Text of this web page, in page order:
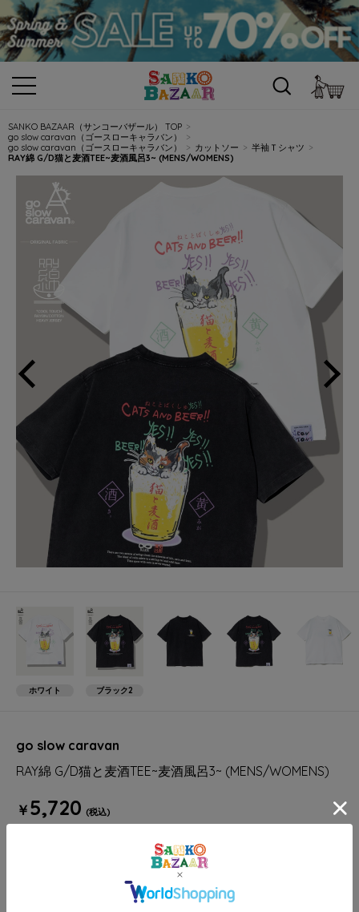
SANKO BAZAAR（サンコーバザール） TOP
go slow caravan（ゴースローキャラバン）
go slow caravan（ゴースローキャラバン）
カットソー
半袖Ｔシャツ
RAY綿 G/D猫と麦酒TEE~麦酒風呂3~ (MENS/WOMENS)
Next
ホワイト ブラック2
go slow caravan
RAY綿 G/D猫と麦酒TEE~麦酒風呂3~ (MENS/WOMENS)
￥5,720 (税込)